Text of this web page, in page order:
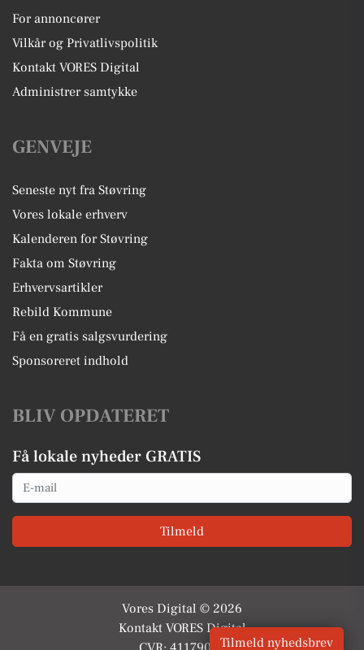
For annoncører
Vilkår og Privatlivspolitik
Kontakt VORES Digital
Administrer samtykke
GENVEJE
Seneste nyt fra Støvring
Vores lokale erhverv
Kalenderen for Støvring
Fakta om Støvring
Erhvervsartikler
Rebild Kommune
Få en gratis salgsvurdering
Sponsoreret indhold
BLIV OPDATERET
Få lokale nyheder GRATIS
Email
Tilmeld
Vores Digital © 2026
Kontakt VORES Digital
Tilmeld nyhedsbrev